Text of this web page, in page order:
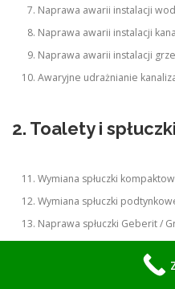
Naprawa awarii instalacji
Naprawa awarii instalacji
Naprawa awarii instalacji
Awaryjne udrażnianie
2. Toalety i spłuczki
Wymiana spłuczki
Wymiana spłuczki
Naprawa spłuczki Geberit /
Wymiana przycisku